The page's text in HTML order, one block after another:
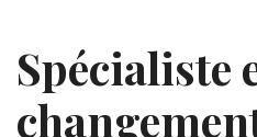
Spécialiste